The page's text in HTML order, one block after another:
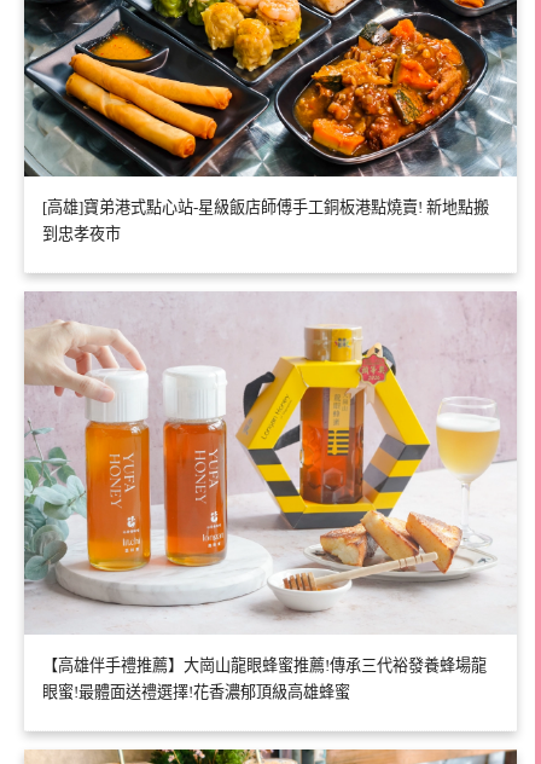
[高雄]寶弟港式點心站-星級飯店師傅手工銅板港點燒賣! 新地點搬
到忠孝夜市
【高雄伴手禮推薦】大崗山龍眼蜂蜜推薦!傳承三代裕發養蜂場龍
眼蜜!最體面送禮選擇!花香濃郁頂級高雄蜂蜜